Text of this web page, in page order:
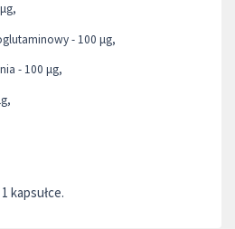
- 100 μg,
- 100 μg,
kapsułce.